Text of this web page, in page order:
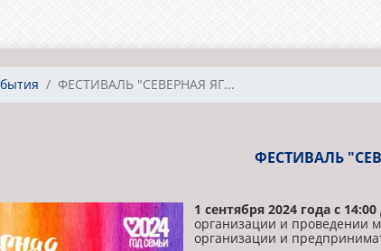
ФЕСТИВАЛЬ "СЕВЕРНАЯ ЯГ...
ФЕСТИВАЛЬ
1 сентября 2024 года с
организации и проведении
организации и